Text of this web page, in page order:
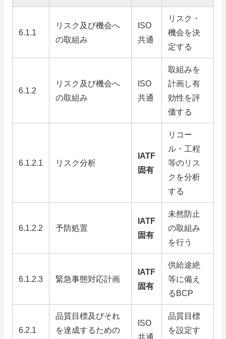
6.1.1
リスク及び機会へ
の取組み
ISO
共通
リスク・
機会を決
定する
6.1.2
リスク及び機会へ
の取組み
ISO
共通
取組みを
計画し有
効性を評
価する
6.1.2.1 リスク分析
IATF
固有
リコー
ル・工程
等のリス
クを分析
する
6.1.2.2 予防処置
IATF
固有
未然防止
の取組み
を行う
6.1.2.3 緊急事態対応計画
IATF
固有
供給途絶
等に備え
るBCP
6.2.1
品質目標及びそれ
を達成するための
ISO
共通
品質目標
を設定す